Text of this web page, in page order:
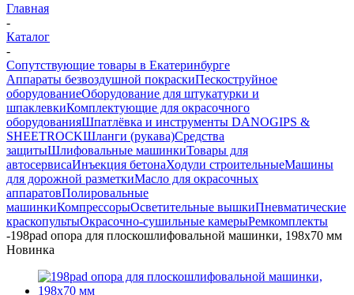
Главная
-
Каталог
-
Сопутствующие товары в Екатеринбурге
Аппараты безвоздушной покраскиПескоструйное
оборудованиеОборудование для штукатурки и
шпаклевкиКомплектующие для окрасочного
оборудованияШпатлёвка и инструменты DANOGIPS &
SHEETROCKШланги (рукава)Средства
защитыШлифовальные машинкиТовары для
автосервисаИнъекция бетонаХодули строительныеМашины
для дорожной разметкиМасло для окрасочных
аппаратовПолировальные
машинкиКомпрессорыОсветительные вышкиПневматические
краскопультыОкрасочно-сушильные камерыРемкомплекты
-198pad опора для плоскошлифовальной машинки, 198x70 мм
Новинка